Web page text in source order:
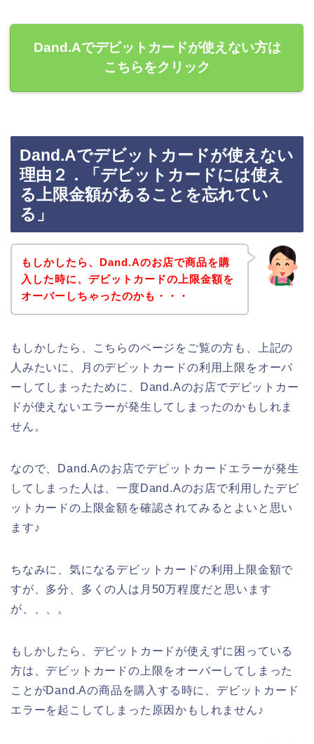
Dand.Aでデビットカードが使えない方は
こちらをクリック
Dand.Aでデビットカードが使えない
理由２．「デビットカードには使え
る上限金額があることを忘れてい
る」
もしかしたら、Dand.Aのお店で商品を購
入した時に、デビットカードの上限金額を
オーバーしちゃったのかも・・・
もしかしたら、こちらのページをご覧の方も、上記の
人みたいに、月のデビットカードの利用上限をオーバ
ーしてしまったために、Dand.Aのお店でデビットカー
ドが使えないエラーが発生してしまったのかもしれま
せん。
なので、Dand.Aのお店でデビットカードエラーが発生
してしまった人は、一度Dand.Aのお店で利用したデビ
ットカードの上限金額を確認されてみるとよいと思い
ます♪
ちなみに、気になるデビットカードの利用上限金額で
すが、多分、多くの人は月50万程度だと思います
が、、、。
もしかしたら、デビットカードが使えずに困っている
方は、デビットカードの上限をオーバーしてしまった
ことがDand.Aの商品を購入する時に、デビットカード
エラーを起こしてしまった原因かもしれません♪